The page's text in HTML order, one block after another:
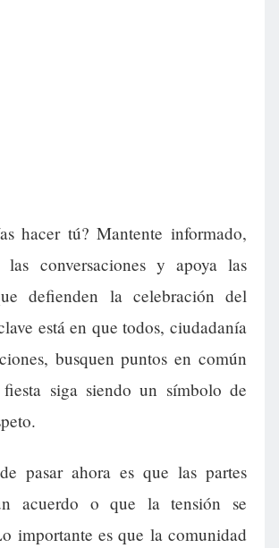
hacer tú? Mantente informado,
conversaciones y apoya las
defienden la celebración del
está en que todos, ciudadanía
busquen puntos en común
siga siendo un símbolo de
pasar ahora es que las partes
acuerdo o que la tensión se
importante es que la comunidad